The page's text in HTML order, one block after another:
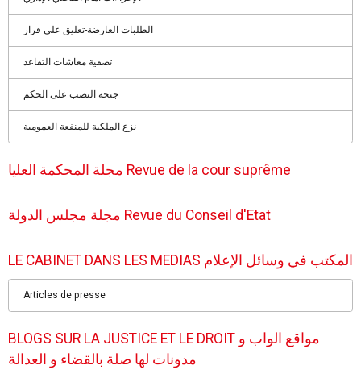
الطلبات العارضة-تعليق على قرار
تصفية معاشات التقاعد
جنحة النصب على الحكم
نزع الملكية للمنفعة العمومية
مجلة المحكمة العليا Revue de la cour suprême
مجلة مجلس الدولة Revue du Conseil d'Etat
LE CABINET DANS LES MEDIAS المكتب في وسائل الإعلام
Articles de presse
BLOGS SUR LA JUSTICE ET LE DROIT مواقع الواب و
مدونات لها صلة بالقضاء و العدالة